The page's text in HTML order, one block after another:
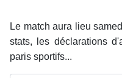
Le match aura lieu
stats, les déclarations
paris sportifs...